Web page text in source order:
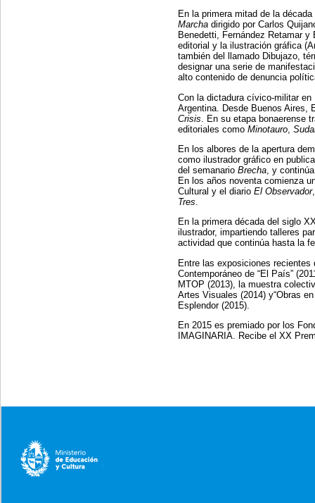
En la primera mitad de la
Marcha dirigido por Carlos
Benedetti, Fernández Retamar
editorial y la ilustración gráfica
también del llamado Dibujazo,
designar una serie de
alto contenido de denuncia
Con la dictadura cívico-militar en
Argentina. Desde Buenos Aires,
Crisis . En su etapa bonaerense
editoriales como Minotauro
En los albores de la apertura
como ilustrador gráfico en
del semanario Brecha , y
En los años noventa comienza
Cultural y el diario El Observador
Tres
En la primera década del siglo
ilustrador, impartiendo talleres
actividad que continúa hasta la
Entre las exposiciones
Contemporáneo de “El País”
MTOP (2013), la muestra
Artes Visuales (2014) y“Obras
Esplendor (2015).
En 2015 es premiado por los
IMAGINARIA. Recibe el XX